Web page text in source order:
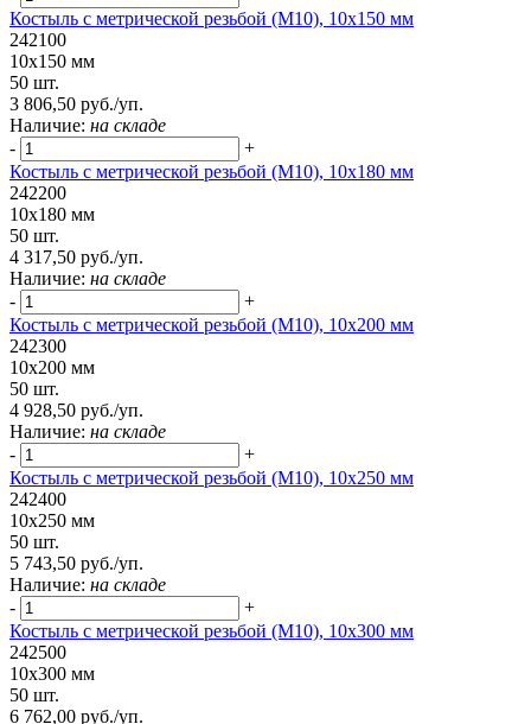
Костыль с метрической резьбой (М10), 10х150 мм
242100
10х150 мм
50 шт.
3 806,50 руб./уп.
Наличие: на складе
-
+
Костыль с метрической резьбой (М10), 10х180 мм
242200
10х180 мм
50 шт.
4 317,50 руб./уп.
Наличие: на складе
-
+
Костыль с метрической резьбой (М10), 10х200 мм
242300
10х200 мм
50 шт.
4 928,50 руб./уп.
Наличие: на складе
-
+
Костыль с метрической резьбой (М10), 10х250 мм
242400
10х250 мм
50 шт.
5 743,50 руб./уп.
Наличие: на складе
-
+
Костыль с метрической резьбой (М10), 10х300 мм
242500
10х300 мм
50 шт.
6 762,00 руб./уп.